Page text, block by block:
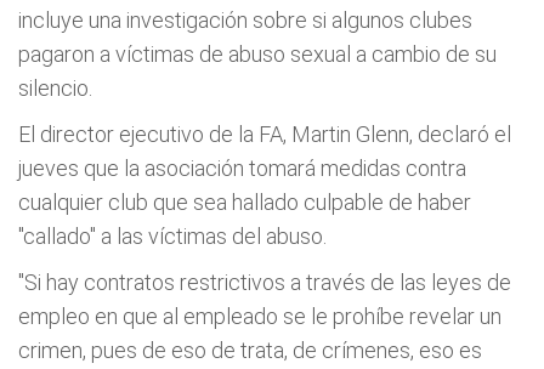
incluye una investigación sobre si algunos clubes
pagaron a víctimas de abuso sexual a cambio de su
silencio.
El director ejecutivo de la FA, Martin Glenn, declaró el
jueves que la asociación tomará medidas contra
cualquier club que sea hallado culpable de haber
"callado" a las víctimas del abuso.
"Si hay contratos restrictivos a través de las leyes de
empleo en que al empleado se le prohíbe revelar un
crimen, pues de eso de trata, de crímenes, eso es